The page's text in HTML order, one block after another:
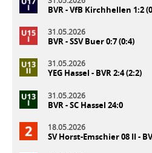
BVR - VfB Kirchhellen 1:2
31.05.2026
BVR - SSV Buer 0:7 (0:4)
31.05.2026
YEG Hassel - BVR 2:4 (2:2)
31.05.2026
BVR - SC Hassel 24:0
18.05.2026
SV Horst-Emschier 08 II -